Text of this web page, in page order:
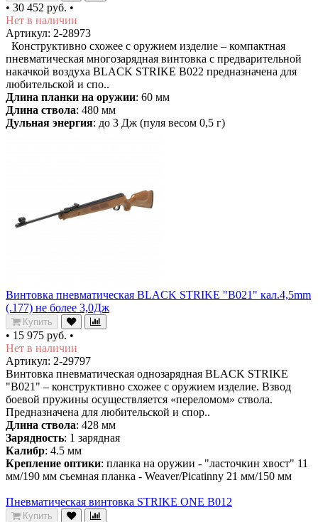
• 30 452 руб. •
Нет в наличии
Артикул: 2-28973
Конструктивно схожее с оружием изделие – компактная
пневматическая многозарядная винтовка с предварительной
накачкой воздуха BLACK STRIKE B022 предназначена для
любительской и спо..
Длина планки на оружии: 60 мм
Длина ствола: 480 мм
Дульная энергия: до 3 Дж (пуля весом 0,5 г)
Винтовка пневматическая BLACK STRIKE "B021" кал.4,5mm
(.177) не более 3,0Дж
Купить
• 15 975 руб. •
Нет в наличии
Артикул: 2-29797
Винтовка пневматическая однозарядная BLACK STRIKE
"B021" – конструктивно схожее с оружием изделие. Взвод
боевой пружины осуществляется «переломом» ствола.
Предназначена для любительской и спор..
Длина ствола: 428 мм
Зарядность: 1 зарядная
Калибр: 4.5 мм
Крепление оптики: планка на оружии - "ласточкин хвост" 11
мм/190 мм съемная планка - Weaver/Picatinny 21 мм/150 мм
Пневматическая винтовка STRIKE ONE B012
Купить